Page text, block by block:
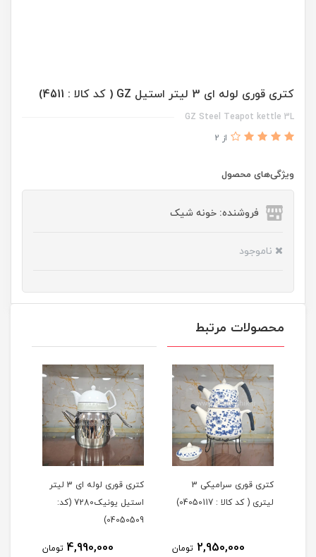
کتری قوری لوله ای 3 لیتر استیل GZ ( کد کالا : 4511)
GZ Steel Teapot kettle 3L
از 2
ویژگی‌های محصول
فروشنده: خونه شیک
ناموجود
محصولات مرتبط
کتری قوری سرامیکی 3
لیتری ( کد کالا : 04050117)
2,950,000 تومان
کتری قوری لوله ای 3 لیتر
استیل یونیک7280 (کد:
04050509)
4,990,000 تومان